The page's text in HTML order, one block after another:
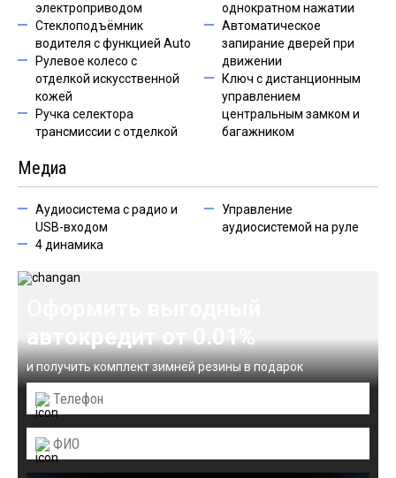
электроприводом
Стеклоподъёмник
водителя с функцией Auto
Рулевое колесо с
отделкой искусственной
кожей
Ручка селектора
трансмиссии с отделкой
однократном нажатии
Автоматическое
запирание дверей при
движении
Ключ с дистанционным
управлением
центральным замком и
багажником
Медиа
Аудиосистема с радио и
USB-входом
4 динамика
Управление
аудиосистемой на руле
автокредит от 0.01%
и получить комплект зимней резины в подарок